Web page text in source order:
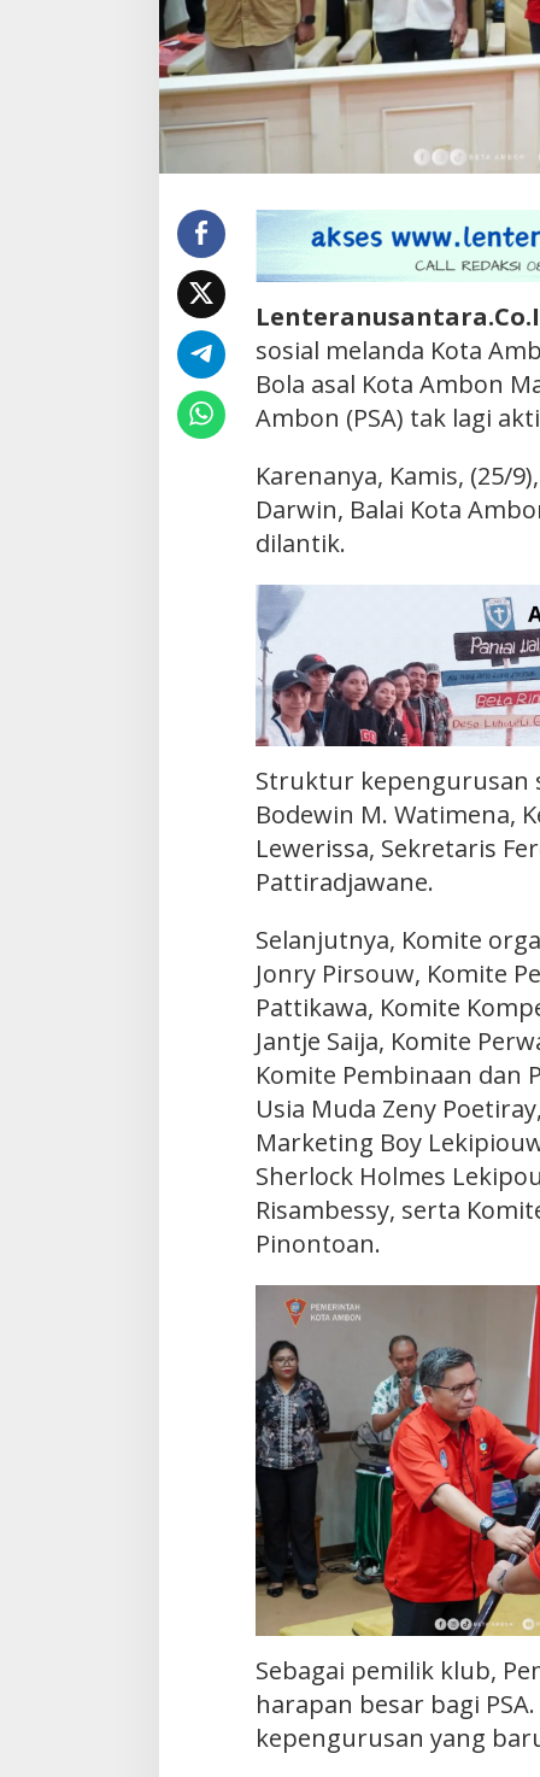
sosial melanda Kota
Bola asal Kota Ambon
Ambon (PSA) tak lagi
Karenanya, Kamis, (25/
Darwin, Balai Kota
dilantik.
Struktur kepengurusan
Bodewin M. Watimena,
Lewerissa, Sekretaris
Pattiradjawane.
Selanjutnya, Komite
Jonry Pirsouw, Komite
Pattikawa, Komite
Jantje Saija, Komite
Komite Pembinaan dan
Usia Muda Zeny
Marketing Boy
Sherlock Holmes
Risambessy, serta
Pinontoan.
Sebagai pemilik klub,
harapan besar bagi
kepengurusan yang